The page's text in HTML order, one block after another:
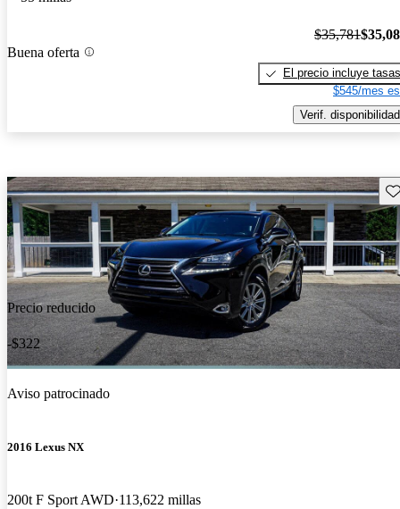
Buena oferta
$35,781
El precio incluye tasas
$545/mes
Verif. disponibilidad
Precio reducido
-$322
Aviso patrocinado
2016 Lexus NX
200t F Sport AWD 113,622 millas